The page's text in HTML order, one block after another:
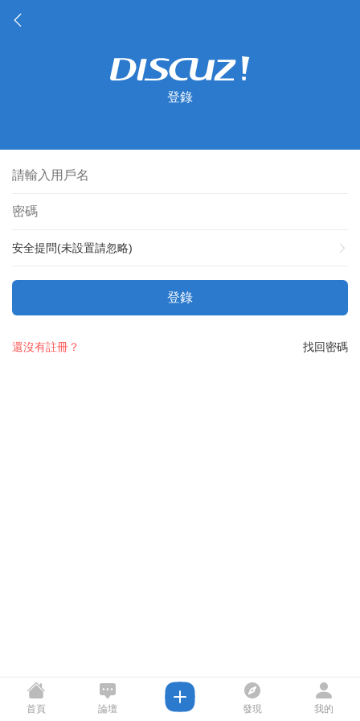
登錄
安全提問(未設置請忽略)
登錄
找回密碼
還沒有註冊？
首頁 論壇 發現 我的